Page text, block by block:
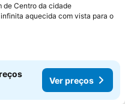
de Centro da cidade
aquecida com vista para o
Ver preços